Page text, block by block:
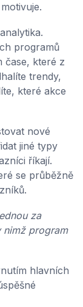
programů
čase, které z
trendy,
které akce
nové
jiné typy
říkají.
se průběžně
za
nimž program
hlavních